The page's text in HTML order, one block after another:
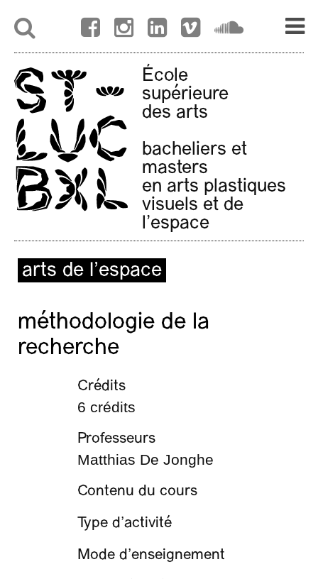
École
supérieure
des arts
bacheliers et
masters
en arts plastiques
visuels et de
l'espace
arts de l’espace
méthodologie de la
recherche
Crédits
6 crédits
Professeurs
Matthias De Jonghe
Contenu du cours
Type d’activité
Mode d’enseignement